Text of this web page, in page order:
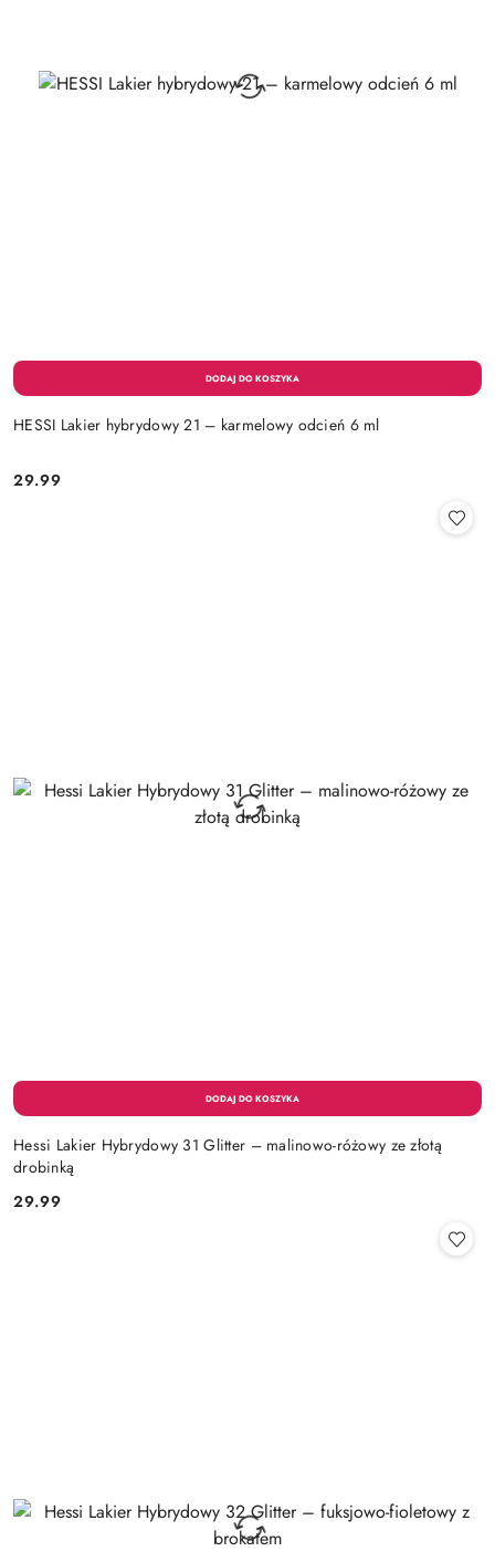
HESSI Lakier hybrydowy 21 – karmelowy odcień 6 ml
Cena:
29.99
Hessi Lakier Hybrydowy 31 Glitter – malinowo-różowy ze złotą
drobinką
Cena:
29.99